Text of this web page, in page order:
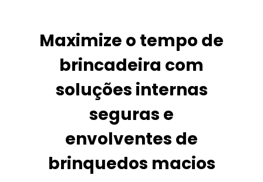
Maximize o tempo de
brincadeira com
soluções internas
seguras e
envolventes de
brinquedos macios